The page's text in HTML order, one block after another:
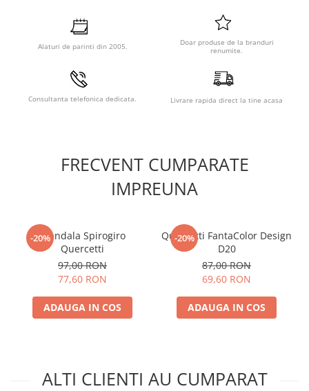
Alaturi de parinti din 2005.
Doar produse de la branduri
renumite.
Consultanta telefonica dedicata. Livrare rapida direct la tine acasa
FRECVENT CUMPARATE
IMPREUNA
-20%Mandala Spirogiro
Quercetti
97,00 RON
77,60 RON
ADAUGA IN COS
-20%
Quercetti FantaColor Design
D20
87,00 RON
69,60 RON
ADAUGA IN COS
ALTI CLIENTI AU CUMPARAT